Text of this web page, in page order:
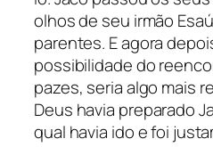
olhos de seu irmão
parentes. E agora
possibilidade do
pazes, seria algo mais
Deus havia preparado
qual havia ido e foi